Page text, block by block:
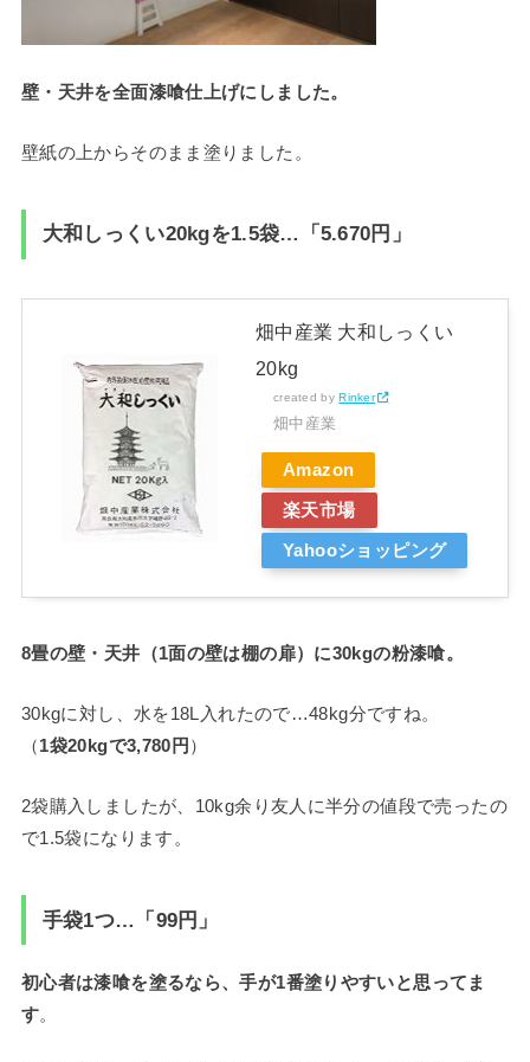
壁・天井を全面漆喰仕上げにしました。
壁紙の上からそのまま塗りました。
大和しっくい20kgを1.5袋…「5.670円」
畑中産業 大和しっくい
20kg
created byRinker
畑中産業
Amazon
楽天市場
Yahooショッピング
8畳の壁・天井（1面の壁は棚の扉）に30kgの粉漆喰。
30kgに対し、水を18L入れたので…48kg分ですね。
（1袋20kgで3,780円 ）
2袋購入しましたが、10kg余り友人に半分の値段で売ったの
で1.5袋になります。
手袋1つ…「99円」
初心者は漆喰を塗るなら、手が1番塗りやすいと思ってま
す。